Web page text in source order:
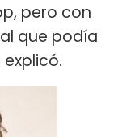
pero con
que podía